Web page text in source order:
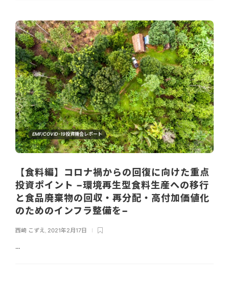
EMF/COVID-19投資機会レポート
【食料編】コロナ禍からの回復に向けた重点
投資ポイント −環境再生型食料生産への移行
と食品廃棄物の回収・再分配・高付加価値化
のためのインフラ整備を−
西崎 こずえ 2021年2月17日
...